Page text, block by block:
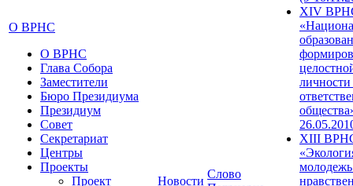
О ВРНС
О ВРНС
Глава Собора
Заместители
Бюро Президиума
Президиум
Совет
Секретариат
Центры
Проекты
Проект
Новости
Слово
XIV
XIII